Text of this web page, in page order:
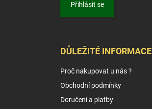
Přihlásit se
DŮLEŽITÉ INFORMACE
Proč nakupovat u nás ?
Obchodní podmínky
Doručení a platby